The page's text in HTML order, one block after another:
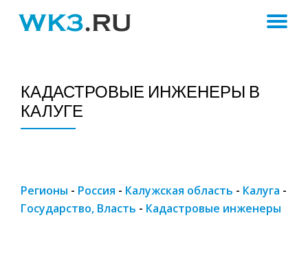
КАДАСТРОВЫЕ ИНЖЕНЕРЫ В
КАЛУГЕ
Регионы - Россия - Калужская область - Калуга -
Государство, Власть - Кадастровые инженеры